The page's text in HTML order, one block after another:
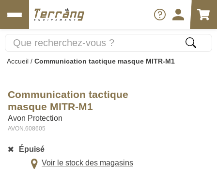
Accueil / Communication tactique masque MITR-M1
Communication tactique
masque MITR-M1
Avon Protection
AVON.608605
Épuisé
Voir le stock des magasins